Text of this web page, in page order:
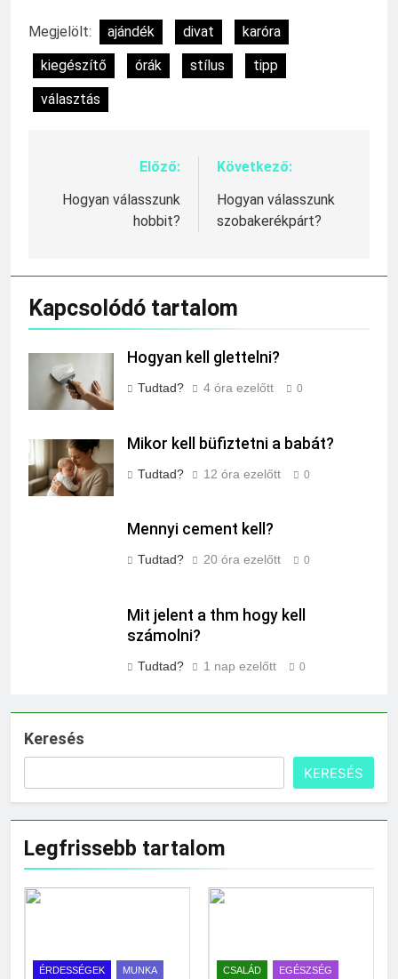
Megjelölt: ajándék divat
karóra
kiegészítő
órák stílus
tipp
választás
Bejegyzés
navigáció
Előző:
Hogyan válasszunk
hobbit?
Következő:
Hogyan válasszunk
szobakerékpárt?
Kapcsolódó tartalom
Hogyan kell glettelni?
Tudtad? 4 óra ezelőtt 0
Mikor kell büfiztetni a babát?
Tudtad? 12 óra ezelőtt 0
Mennyi cement kell?
Tudtad? 20 óra ezelőtt 0
Mit jelent a thm hogy kell
számolni?
Tudtad? 1 nap ezelőtt 0
Keresés
KERESÉS
Legfrissebb tartalom
ÉRDESSÉGEK MUNKA CSALÁD EGÉSZSÉG